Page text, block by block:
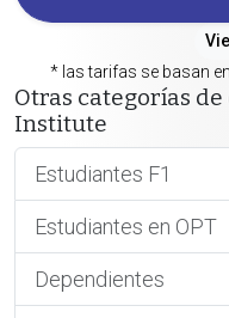
* las tarifas se basan
Otras categorías
Institute
Estudiantes F1
Estudiantes en OPT
Dependientes